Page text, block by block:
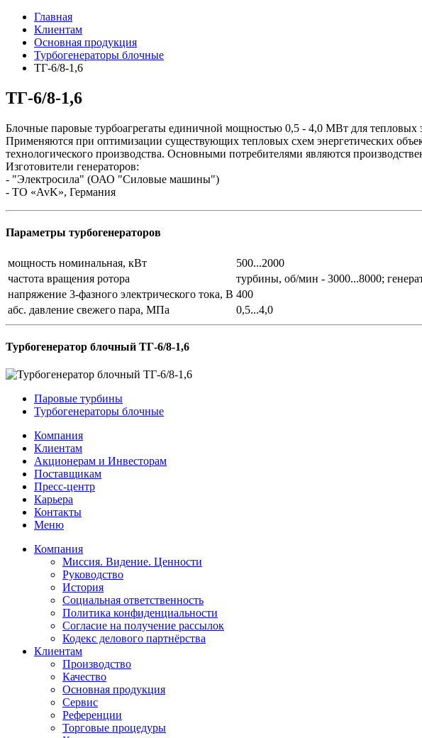
Главная
Клиентам
Основная продукция
Турбогенераторы блочные
ТГ-6/8-1,6
ТГ-6/8-1,6
Блочные паровые турбоагрегаты единичной мощностью 0,5 - 4,0 МВт для тепловых
Применяются при оптимизации существующих тепловых схем энергетических
технологического производства. Основными потребителями являются
Изготовители генераторов:
- "Электросила" (ОАО "Силовые машины")
- ТО «AvK», Германия
Параметры турбогенераторов
мощность номинальная, кВт
500...2000
частота вращения ротора
турбины, об/мин - 3000...8000;
напряжение 3-фазного электрического тока, В 400
абс. давление свежего пара, МПа
0,5...4,0
Турбогенератор блочный ТГ-6/8-1,6
Паровые турбины
Турбогенераторы блочные
Компания
Клиентам
Акционерам и Инвесторам
Поставщикам
Пресс-центр
Карьера
Контакты
Меню
Компания
Миссия. Видение. Ценности
Руководство
История
Социальная ответственность
Политика конфиденциальности
Согласие на получение рассылок
Кодекс делового партнёрства
Клиентам
Производство
Качество
Основная продукция
Сервис
Референции
Торговые процедуры